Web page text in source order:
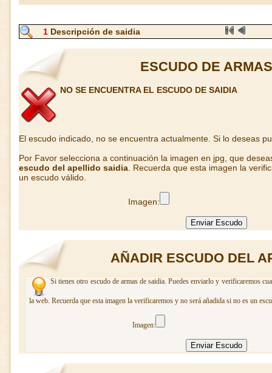
1 Descripción de saidia
ESCUDO DE
NO SE ENCUENTRA EL ESCUDO DE SAIDIA
El escudo indicado, no se encuentra actualmente. Si lo deseas
Por Favor selecciona a continuación la imagen en jpg, que
escudo del apellido saidia . Recuerda que esta imagen la
un escudo válido.
Imagen:
AÑADIR ESCUDO DEL
Si tienes otro escudo de armas de saidia. Puedes enviarlo y verificaremos
la web. Recuerda que esta imagen la verificaremos y no será añadida si no es un
Imagen: